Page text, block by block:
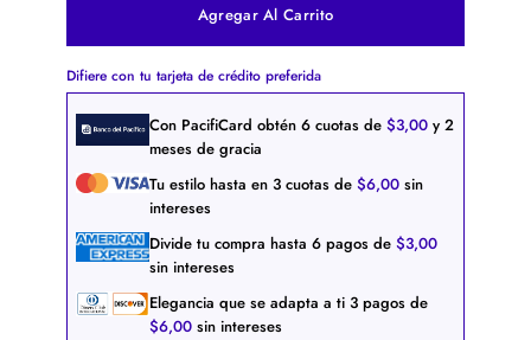
Agregar Al Carrito
Difiere con tu tarjeta de crédito preferida
Con PacifiCard obtén 6 cuotas de $3,00 y 2
meses de gracia
Tu estilo hasta en 3 cuotas de $6,00 sin
intereses
Divide tu compra hasta 6 pagos de $3,00
sin intereses
Elegancia que se adapta a ti 3 pagos de
$6,00 sin intereses